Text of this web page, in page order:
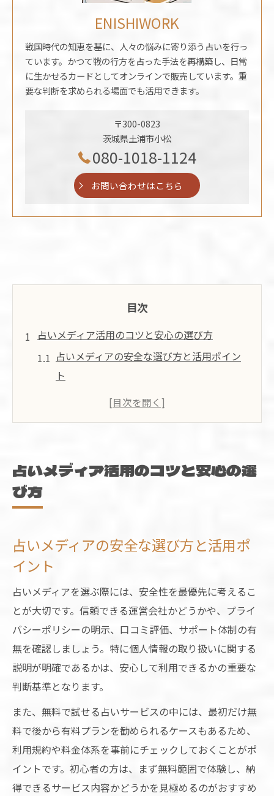
ENISHIWORK
戦国時代の知恵を基に、人々の悩みに寄り添う占いを行っ
ています。かつて戦の行方を占った手法を再構築し、日常
に生かせるカードとしてオンラインで販売しています。重
要な判断を求められる場面でも活用できます。
〒300-0823
茨城県土浦市小松
080-1018-1124
お問い合わせはこちら
目次
占いメディア活用のコツと安心の選び方
占いメディアの安全な選び方と活用ポイン
ト
本当に当たる占いを見抜く判断基準とは
占いメディアで安心して相談する方法
無料占いを楽しく体験する方法まとめ
完全無料の当たる占いを体験する流れ
星ひとみ監修占いを無料で楽しむ方法
人気の占いメディアで運勢チェックを満喫
人気占いメディアで毎日の運勢を確認
話題のWeb占い無料診断を使いこなす
Cocoloni占い館ログイン活用のヒント
星ひとみ占いの魅力と体験談を紹介
本当に当たる占い探しに役立つポイント
当たる占いの特徴と口コミ活用ポイント
完全無料の占いサイトで実力を見極める方
占いメディア活用のコツと安心の選
び方
占いメディアの安全な選び方と活用ポ
イント
占いメディアを選ぶ際には、安全性を最優先に考えるこ
とが大切です。信頼できる運営会社かどうかや、プライ
バシーポリシーの明示、口コミ評価、サポート体制の有
無を確認しましょう。特に個人情報の取り扱いに関する
説明が明確であるかは、安心して利用できるかの重要な
判断基準となります。
また、無料で試せる占いサービスの中には、最初だけ無
料で後から有料プランを勧められるケースもあるため、
利用規約や料金体系を事前にチェックしておくことがポ
イントです。初心者の方は、まず無料範囲で体験し、納
得できるサービス内容かどうかを見極めるのがおすすめ